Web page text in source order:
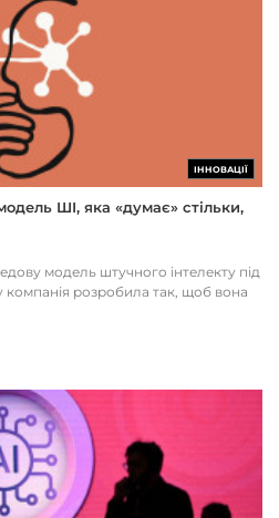
ІННОВАЦІЇ
ШІ, яка «думає» стільки,
модель штучного інтелекту під
компанія розробила так, щоб вона